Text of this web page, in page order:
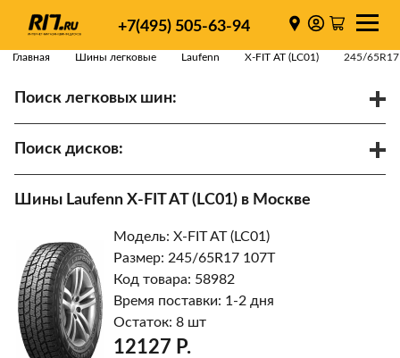
+7(495) 505-63-94
Главная Шины легковые Laufenn X-FIT AT (LC01) 245/
Поиск легковых шин:
Поиск дисков:
Найти
Шины Laufenn X-FIT AT (LC01) в Москве
Модель: X-FIT AT (LC01)
Размер: 245/65R17 107T
Код товара: 58982
Время поставки: 1-2 дня
Остаток: 8 шт
12127 Р.